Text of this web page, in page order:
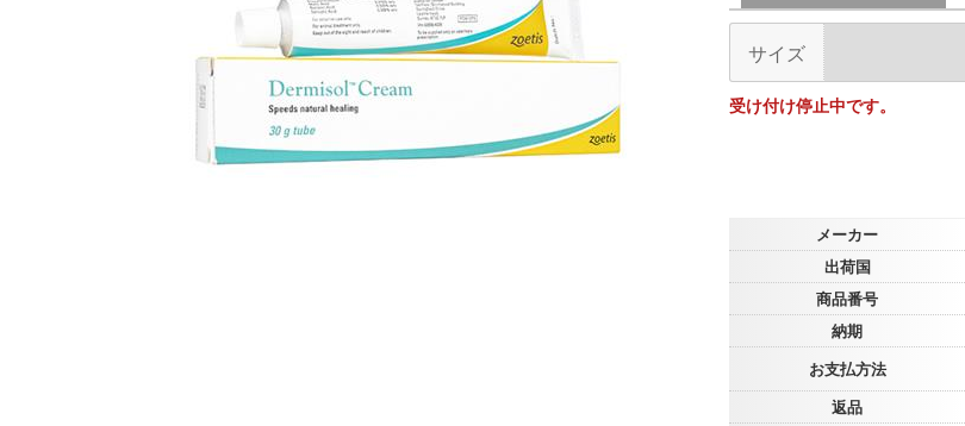
サイズ
受け付け停止中です。
メーカー
出荷国
商品番号
納期
お支払方法
返品